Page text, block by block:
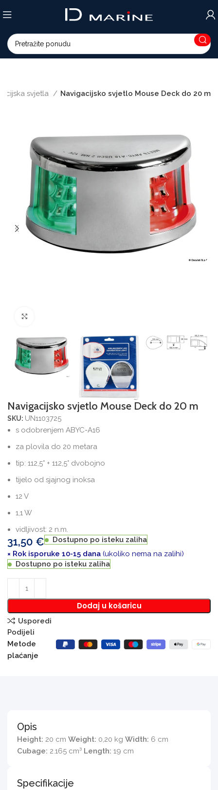
svjetla Navigacijsko svjetlo Mouse Deck do 20 m
Navigacijsko svjetlo Mouse Deck do 20 m
SKU: UN1103725
s odobrenjem ABYC-A16
za plovila do 20 metara
tip: 112,5° + 112,5° dvobojno
tijelo od sjajnog inoksa
12 V
1,1 W
vidljivost: 2 n.m.
31,50 €
Dostupno po isteku zaliha
× Rok isporuke 10-15 dana (ukoliko nema na zalihi)
Dostupno po isteku zaliha
Dodaj u košaricu
Usporedi
Podijeli
Metode
plaćanje
Opis
Height: 20 cm Weight: 0,20 kg Width: 6 cm
Cubage: 2.165 cm³ Length: 19 cm
Specifikacije